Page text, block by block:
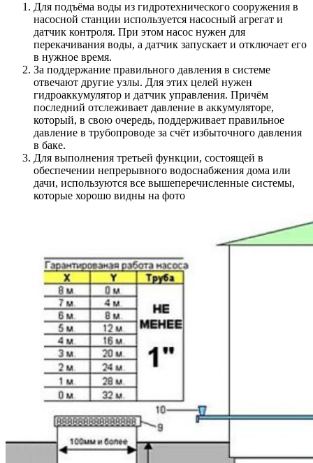
Для подъёма воды из гидротехнического сооружения в
насосной станции используется насосный агрегат и
датчик контроля. При этом насос нужен для
перекачивания воды, а датчик запускает и отключает его
в нужное время.
За поддержание правильного давления в системе
отвечают другие узлы. Для этих целей нужен
гидроаккумулятор и датчик управления. Причём
последний отслеживает давление в аккумуляторе,
который, в свою очередь, поддерживает правильное
давление в трубопроводе за счёт избыточного давления
в баке.
Для выполнения третьей функции, состоящей в
обеспечении непрерывного водоснабжения дома или
дачи, используются все вышеперечисленные системы,
которые хорошо видны на фото